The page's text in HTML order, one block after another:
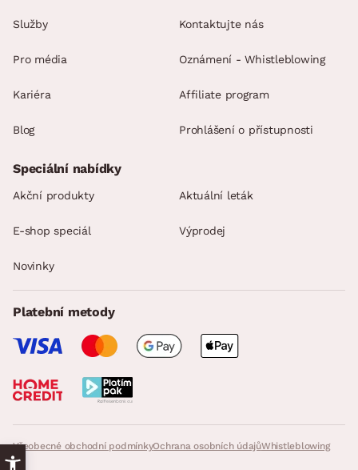
Služby
Pro média
Kariéra
Blog
Kontaktujte nás
Oznámení - Whistleblowing
Affiliate program
Prohlášení o přístupnosti
Všeobecné obchodní podmínkyOchrana osobních údajůWhistleblowing
Speciální nabídky
Akční produkty Aktuální leták
E-shop speciál Výprodej
Novinky
Platební metody